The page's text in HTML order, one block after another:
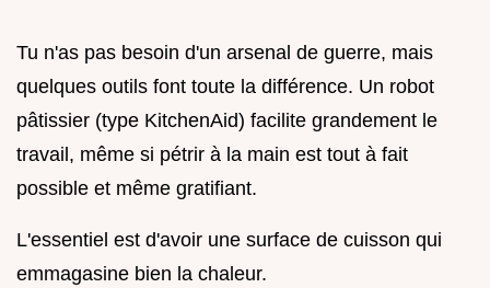
Tu n'as pas besoin d'un arsenal de guerre, mais
quelques outils font toute la différence. Un robot
pâtissier (type KitchenAid) facilite grandement le
travail, même si pétrir à la main est tout à fait
possible et même gratifiant.
L'essentiel est d'avoir une surface de cuisson qui
emmagasine bien la chaleur.